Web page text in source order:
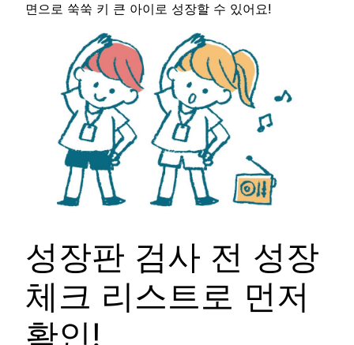
면으로 쑥쑥 키 큰 아이로 성장할 수 있어요!
성장판 검사 전 성장
체크 리스트로 먼저
확인!